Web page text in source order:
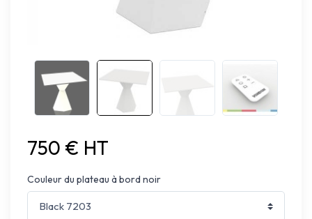
750 € HT
Couleur du plateau à bord noir